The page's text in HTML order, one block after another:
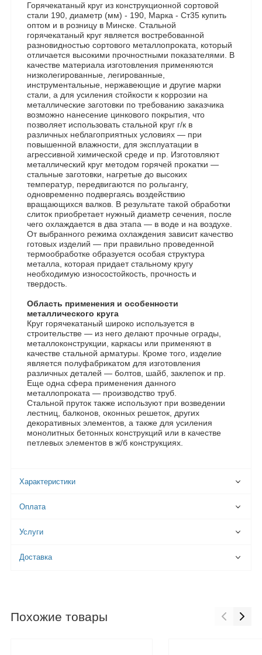
Горячекатаный круг из конструкционной сортовой
стали 190, диаметр (мм) - 190, Марка - Ст35 купить
оптом и в розницу в Минске. Стальной
горячекатаный круг является востребованной
разновидностью сортового металлопроката, который
отличается высокими прочностными показателями. В
качестве материала изготовления применяются
низколегированные, легированные,
инструментальные, нержавеющие и другие марки
стали, а для усиления стойкости к коррозии на
металлические заготовки по требованию заказчика
возможно нанесение цинкового покрытия, что
позволяет использовать стальной круг г/к в
различных неблагоприятных условиях — при
повышенной влажности, для эксплуатации в
агрессивной химической среде и пр. Изготовляют
металлический круг методом горячей прокатки —
стальные заготовки, нагретые до высоких
температур, передвигаются по рольгангу,
одновременно подвергаясь воздействию
вращающихся валков. В результате такой обработки
слиток приобретает нужный диаметр сечения, после
чего охлаждается в два этапа — в воде и на воздухе.
От выбранного режима охлаждения зависит качество
готовых изделий — при правильно проведенной
термообработке образуется особая структура
металла, которая придает стальному кругу
необходимую износостойкость, прочность и
твердость.
Область применения и особенности
металлического круга
Круг горячекатаный широко используется в
строительстве — из него делают прочные ограды,
металлоконструкции, каркасы или применяют в
качестве стальной арматуры. Кроме того, изделие
является полуфабрикатом для изготовления
различных деталей — болтов, шайб, заклепок и пр.
Еще одна сфера применения данного
металлопроката — производство труб.
Стальной пруток также используют при возведении
лестниц, балконов, оконных решеток, других
декоративных элементов, а также для усиления
монолитных бетонных конструкций или в качестве
петлевых элементов в ж/б конструкциях.
Характеристики
Оплата
Услуги
Доставка
Похожие товары